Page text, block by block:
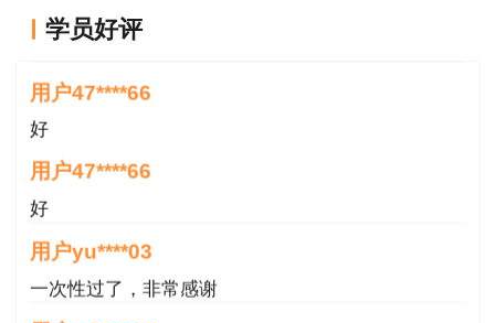
学员好评
就是冲着林老师而来~~哈哈哈
好
用户47****66
好
用户yu****03
一次性过了，非常感谢
用户m3****18